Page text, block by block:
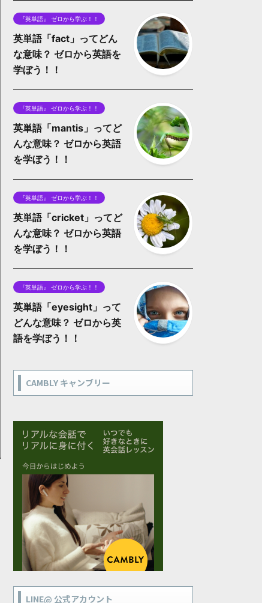
『英単語』 ゼロから学ぶ！！
英単語「fact」ってどん
な意味？ ゼロから英語を
学ぼう！！
『英単語』 ゼロから学ぶ！！
英単語「mantis」ってど
んな意味？ ゼロから英語
を学ぼう！！
『英単語』 ゼロから学ぶ！！
英単語「cricket」ってど
んな意味？ ゼロから英語
を学ぼう！！
『英単語』 ゼロから学ぶ！！
英単語「eyesight」って
どんな意味？ ゼロから英
語を学ぼう！！
CAMBLY キャンブリー
LINE@ 公式アカウント